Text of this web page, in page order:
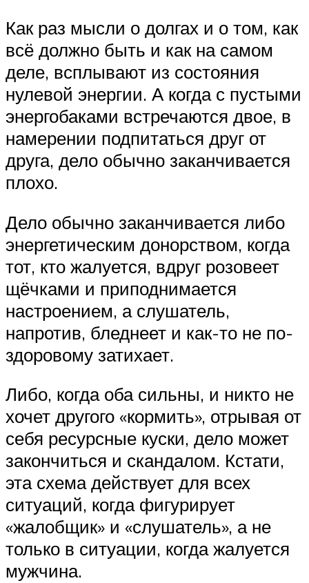
Как раз мысли о долгах и о том, как
всё должно быть и как на самом
деле, всплывают из состояния
нулевой энергии. А когда с пустыми
энергобаками встречаются двое, в
намерении подпитаться друг от
друга, дело обычно заканчивается
плохо.
Дело обычно заканчивается либо
энергетическим донорством, когда
тот, кто жалуется, вдруг розовеет
щёчками и приподнимается
настроением, а слушатель,
напротив, бледнеет и как-то не по-
здоровому затихает.
Либо, когда оба сильны, и никто не
хочет другого «кормить», отрывая от
себя ресурсные куски, дело может
закончиться и скандалом. Кстати,
эта схема действует для всех
ситуаций, когда фигурирует
«жалобщик» и «слушатель», а не
только в ситуации, когда жалуется
мужчина.